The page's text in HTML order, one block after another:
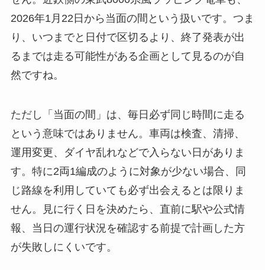
2026年1月22日から当面の間という扱いです。つま
り、いつまでと日付で区切るより、終了発表が出
るまでは走る可能性がある企画として見るのが自
然ですね。
ただし「当面の間」は、毎日必ず同じ時間に走る
という意味ではありません。車両は検査、清掃、
運用変更、ダイヤ乱れなどで入らない日がありま
す。特に2両1編成のように対象が少ない場合、同
じ路線を利用していても必ず出会えるとは限りま
せん。見に行く日を決めたら、直前に駅や公式情
報、当日の運行状況を確認する前提で計画した方
が失敗しにくいです。